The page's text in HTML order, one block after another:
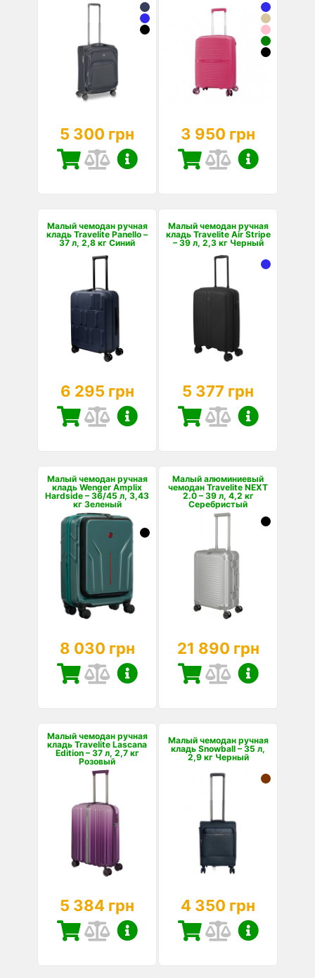
5 300 грн 3 950 грн
Малый чемодан ручная
кладь Travelite Panello –
37 л, 2,8 кг Синий
6 295 грн
Малый чемодан ручная
кладь Travelite Air Stripe
– 39 л, 2,3 кг Черный
5 377 грн
Малый чемодан ручная
кладь Wenger Amplix
Hardside – 36/45 л, 3,43
кг Зеленый
8 030 грн
Малый алюминиевый
чемодан Travelite NEXT
2.0 – 39 л, 4,2 кг
Серебристый
21 890 грн
Малый чемодан ручная
кладь Travelite Lascana
Edition – 37 л, 2,7 кг
Розовый
5 384 грн
Малый чемодан ручная
кладь Snowball – 35 л,
2,9 кг Черный
4 350 грн